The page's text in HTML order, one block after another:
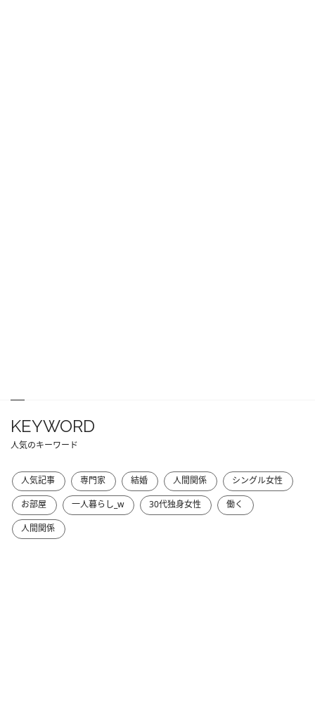
KEYWORD
人気のキーワード
人気記事 専門家 結婚 人間関係
シングル女性
お部屋
一人暮らし_w 30代独身女性
働く
人間関係